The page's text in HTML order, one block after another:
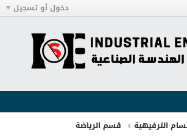
دخول أو تسجيل
الترفيهية قسم الرياضة